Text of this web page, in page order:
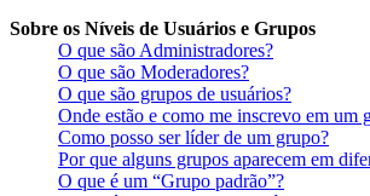
Sobre os Níveis de Usuários e Grupos
O que são Administradores?
O que são Moderadores?
O que são grupos de usuários?
Onde estão e como me inscrevo em um
Como posso ser líder de um grupo?
Por que alguns grupos aparecem em
O que é um “Grupo padrão”?